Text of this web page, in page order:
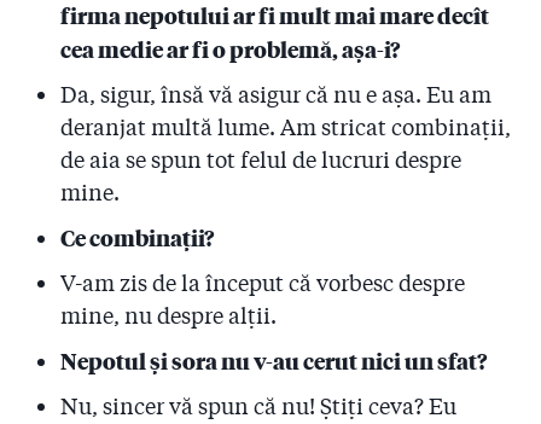
firma nepotului ar fi mult mai mare decît
cea medie ar fi o problemă, așa-i?
Da, sigur, însă vă asigur că nu e așa. Eu am
deranjat multă lume. Am stricat combinații,
de aia se spun tot felul de lucruri despre
mine.
Ce combinații?
V-am zis de la început că vorbesc despre
mine, nu despre alții.
Nepotul și sora nu v-au cerut nici un sfat?
Nu, sincer vă spun că nu! Știți ceva? Eu